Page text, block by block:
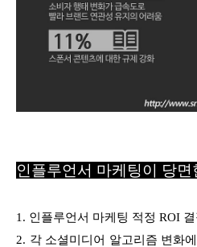
인플루언서 마케팅이 당면
1. 인플루언서 마케팅 적정 ROI
2. 각 소셜미디어 알고리즘 변화